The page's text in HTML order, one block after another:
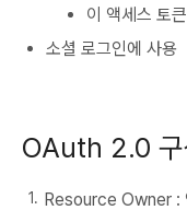
이 액세스 토
소셜 로그인에 사용
OAuth 2.0 구
Resource Owner :